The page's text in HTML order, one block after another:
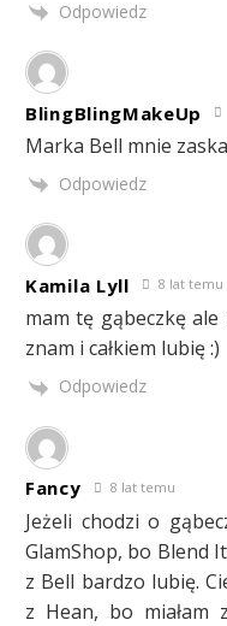
Odpowiedz
BlingBlingMakeUp
Marka Bell mnie
Odpowiedz
Kamila Lyll 8 lat temu
mam tę gąbeczkę
znam i całkiem lubię :)
Odpowiedz
Fancy 8 lat temu
Jeżeli chodzi o
GlamShop, bo Blend
z Bell bardzo lubię.
z Hean, bo miałam